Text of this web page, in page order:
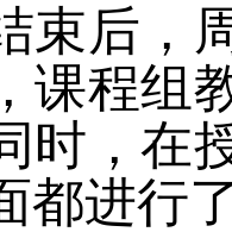
束后，
课程组
时，在
都进行